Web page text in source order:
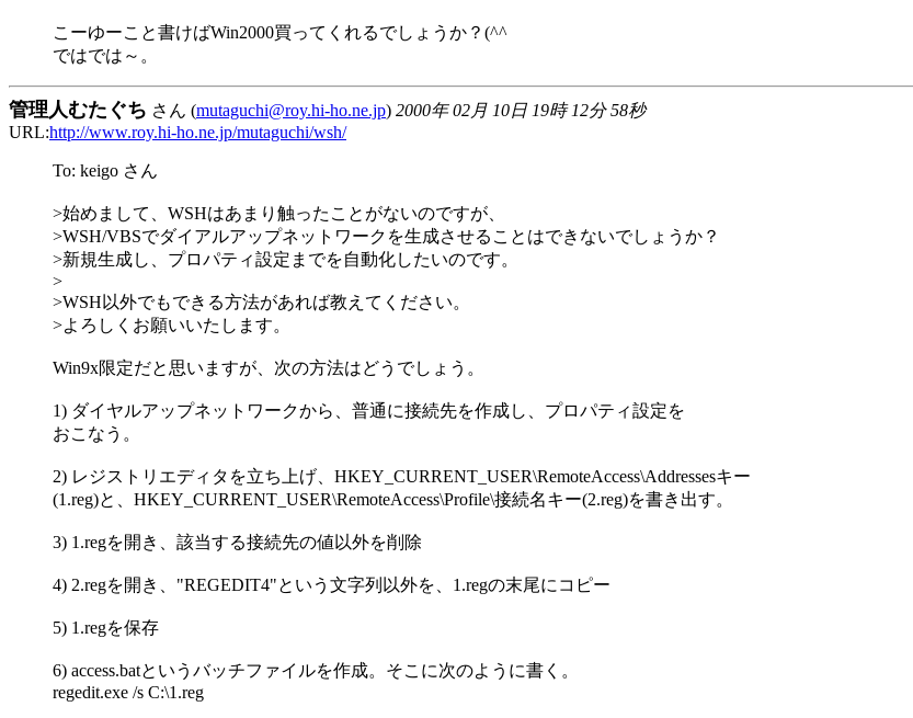
こーゆーこと書けばWin2000買ってくれるでしょうか？(^^ゞ
ではでは～。
管理人むたぐち さん (mutaguchi@roy.hi-ho.ne.jp) 2000年 02月 10日 19時 12分 58秒
URL:http://www.roy.hi-ho.ne.jp/mutaguchi/wsh/
To: keigo さん
>始めまして、WSHはあまり触ったことがないのですが、
>WSH/VBSでダイアルアップネットワークを生成させることはできないでしょうか？
>新規生成し、プロパティ設定までを自動化したいのです。
>
>WSH以外でもできる方法があれば教えてください。
>よろしくお願いいたします。
Win9x限定だと思いますが、次の方法はどうでしょう。
1) ダイヤルアップネットワークから、普通に接続先を作成し、プロパティ設定を
おこなう。
2) レジストリエディタを立ち上げ、HKEY_CURRENT_USER\RemoteAccess\Addressesキー
(1.reg)と、HKEY_CURRENT_USER\RemoteAccess\Profile\接続名キー(2.reg)を書き出す。
3) 1.regを開き、該当する接続先の値以外を削除
4) 2.regを開き、"REGEDIT4"という文字列以外を、1.regの末尾にコピー
5) 1.regを保存
6) access.batというバッチファイルを作成。そこに次のように書く。
regedit.exe /s C:\1.reg